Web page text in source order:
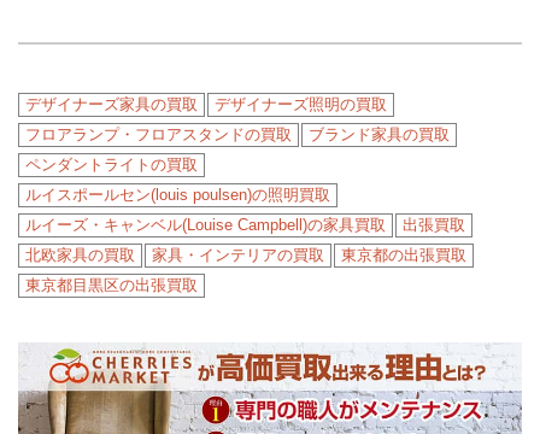
デザイナーズ家具の買取
デザイナーズ照明の買取
フロアランプ・フロアスタンドの買取
ブランド家具の買取
ペンダントライトの買取
ルイスポールセン(louis poulsen)の照明買取
ルイーズ・キャンベル(Louise Campbell)の家具買取
出張買取
北欧家具の買取
家具・インテリアの買取
東京都の出張買取
東京都目黒区の出張買取